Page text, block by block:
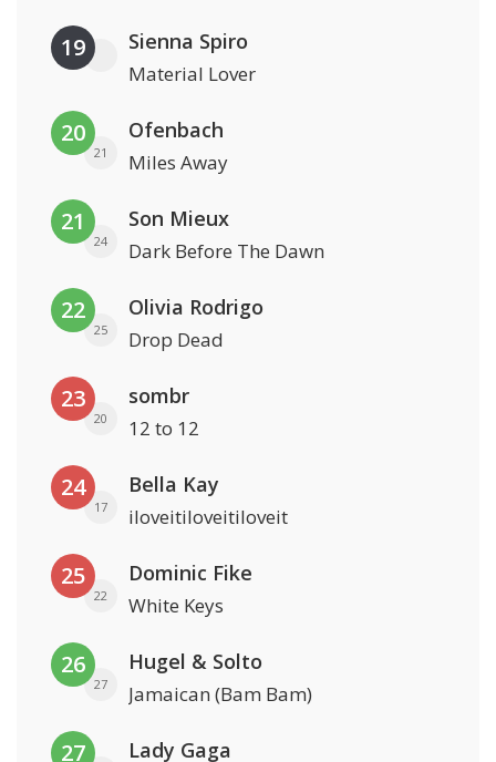
19 Sienna Spiro
Material Lover
20
21
Ofenbach
Miles Away
21
24
Son Mieux
Dark Before The Dawn
22
25
Olivia Rodrigo
Drop Dead
23
20
sombr
12 to 12
24
17
Bella Kay
iloveitiloveitiloveit
25
22
Dominic Fike
White Keys
26
27
Hugel & Solto
Jamaican (Bam Bam)
27 Lady Gaga